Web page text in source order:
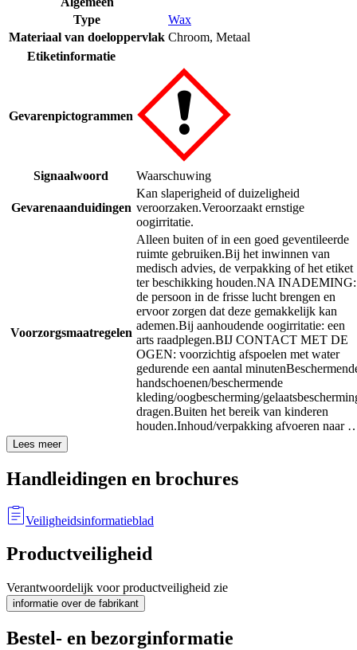
Type
Wax
Materiaal van doeloppervlak Chroom, Metaal
Etiketinformatie
Gevarenpictogrammen
Signaalwoord Waarschuwing
Gevarenaanduidingen
Kan slaperigheid of duizeligheid
veroorzaken.Veroorzaakt ernstige
oogirritatie.
Voorzorgsmaatregelen
Alleen buiten of in een goed geventileerde
ruimte gebruiken.Bij het inwinnen van
medisch advies, de verpakking of het etiket
ter beschikking houden.NA INADEMING:
de persoon in de frisse lucht brengen en
ervoor zorgen dat deze gemakkelijk kan
ademen.Bij aanhoudende oogirritatie: een
arts raadplegen.BIJ CONTACT MET DE
OGEN: voorzichtig afspoelen met water
gedurende een aantal minuten
handschoenen/beschermende
kleding/oogbescherming/
dragen.Buiten het bereik van kinderen
houden.Inhoud/verpakking afvoeren naar
Lees meer
Handleidingen en brochures
Veiligheidsinformatieblad
Productveiligheid
Verantwoordelijk voor productveiligheid zie
informatie over de fabrikant
Bestel- en bezorginformatie